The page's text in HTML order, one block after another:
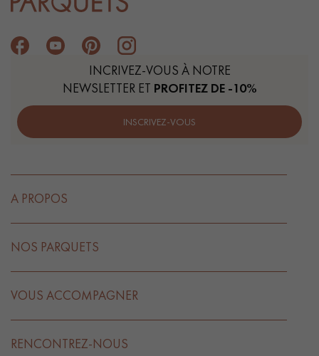
INCRIVEZ-VOUS À NOTRE
NEWSLETTER ET PROFITEZ DE -10%
INSCRIVEZ-VOUS
A PROPOS
NOS PARQUETS
VOUS ACCOMPAGNER
RENCONTREZ-NOUS